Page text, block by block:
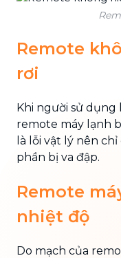
Remote
rơi
Khi người sử dụng
remote máy lạnh
là lỗi vật lý nên
phần bị va đập.
Remote
nhiệt độ
Do mạch của